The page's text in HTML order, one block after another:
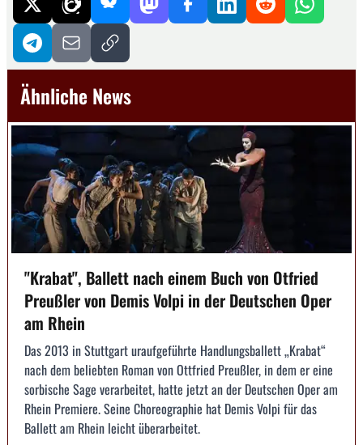
Ähnliche News
"Krabat", Ballett nach einem Buch von Otfried
Preußler von Demis Volpi in der Deutschen Oper
am Rhein
Das 2013 in Stuttgart uraufgeführte Handlungsballett „Krabat“
nach dem beliebten Roman von Ottfried Preußler, in dem er eine
sorbische Sage verarbeitet, hatte jetzt an der Deutschen Oper am
Rhein Premiere. Seine Choreographie hat Demis Volpi für das
Ballett am Rhein leicht überarbeitet.